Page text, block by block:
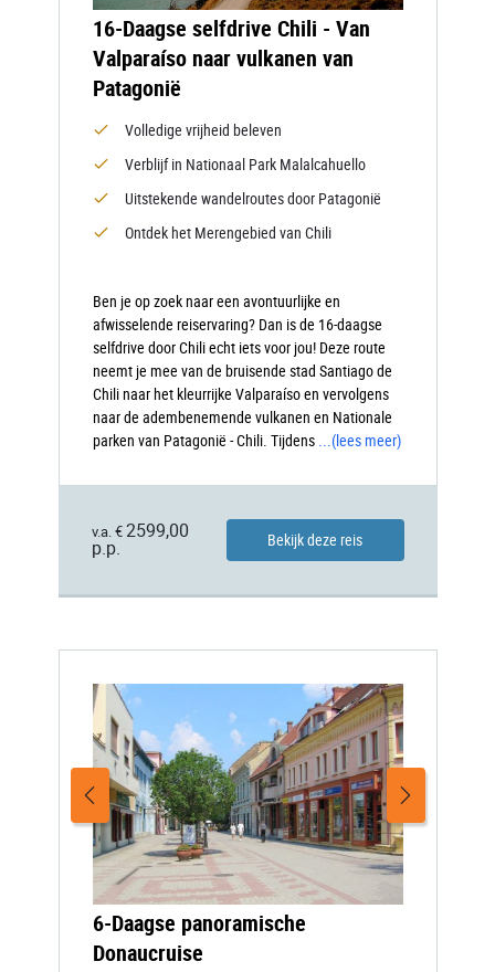
16-Daagse selfdrive Chili - Van
Valparaíso naar vulkanen van
Patagonië
Volledige vrijheid beleven
Verblijf in Nationaal Park Malalcahuello
Uitstekende wandelroutes door Patagonië
Ontdek het Merengebied van Chili
Ben je op zoek naar een avontuurlijke en
afwisselende reiservaring? Dan is de 16-daagse
selfdrive door Chili echt iets voor jou! Deze route
neemt je mee van de bruisende stad Santiago de
Chili naar het kleurrijke Valparaíso en vervolgens
naar de adembenemende vulkanen en Nationale
parken van Patagonië - Chili. Tijdens ...(lees meer)
v.a. € 2599,00
p.p.
Bekijk deze reis
6-Daagse panoramische
Donaucruise